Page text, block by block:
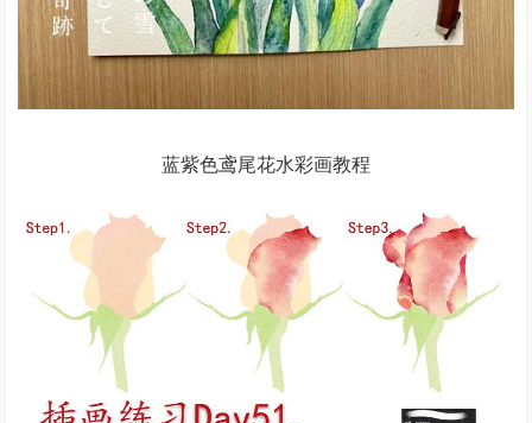
蓝紫色鸢尾花水彩画教程